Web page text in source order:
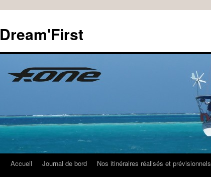
Dream'First
Accueil Journal de bord Nos itinéraires réalisés et prévisionnels